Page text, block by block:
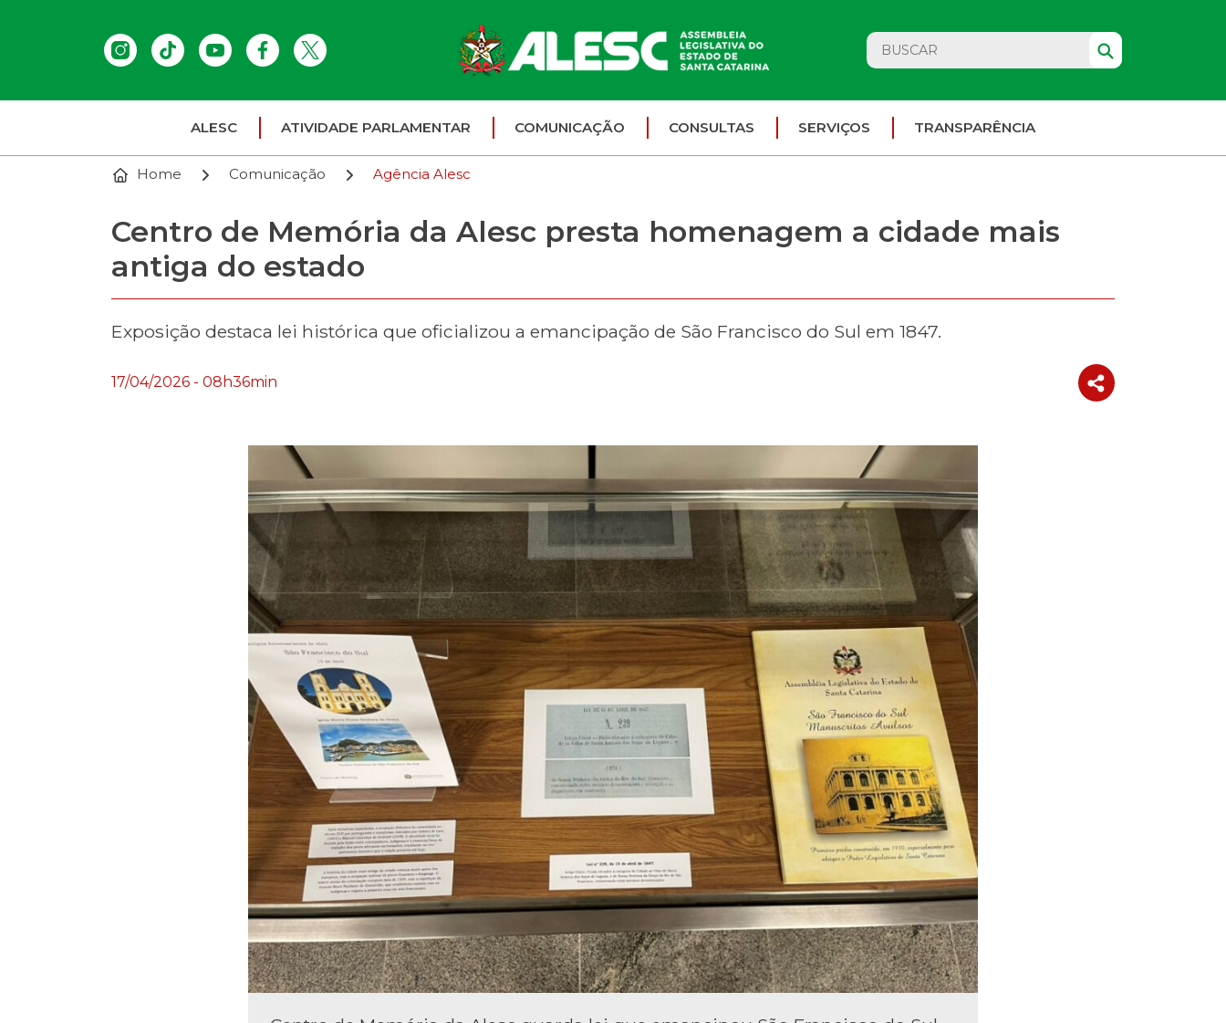
ALESC ATIVIDADE PARLAMENTAR COMUNICAÇÃO CONSULTAS SERVIÇOS TRANSPARÊNCIA
Home Comunicação Agência Alesc
Centro de Memória da Alesc presta homenagem a cidade mais
antiga do estado
Exposição destaca lei histórica que oficializou a emancipação de São Francisco do Sul em 1847.
17/04/2026 - 08h36min